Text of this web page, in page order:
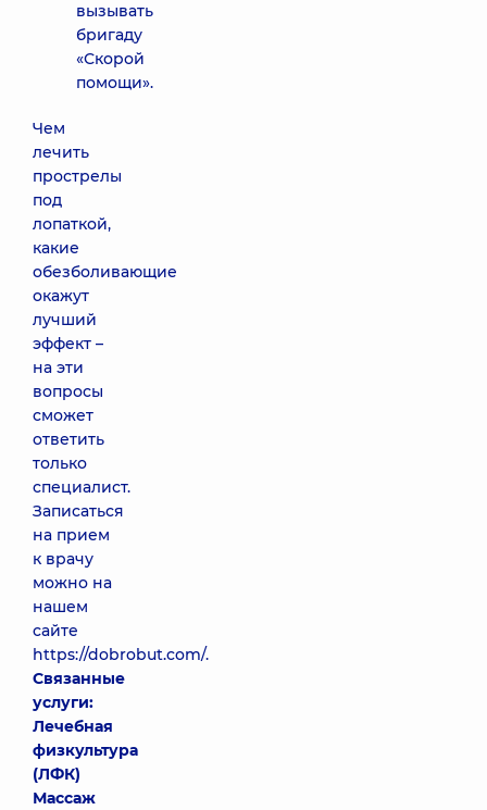
вызывать
бригаду
«Скорой
помощи».
Чем
лечить
прострелы
под
лопаткой,
какие
обезболивающие
окажут
лучший
эффект –
на эти
вопросы
сможет
ответить
только
специалист.
Записаться
на прием
к врачу
можно на
нашем
сайте
https://dobrobut.com/.
Связанные
услуги:
Лечебная
физкультура
(ЛФК)
Массаж